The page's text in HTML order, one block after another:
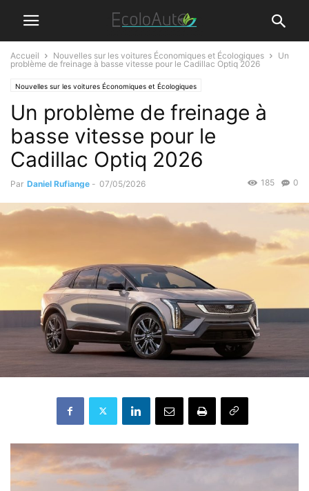
Accueil Nouvelles sur les voitures Économiques et Écologiques
Un
problème de freinage à basse vitesse pour le Cadillac Optiq 2026
Nouvelles sur les voitures Économiques et Écologiques
Un problème de freinage à
basse vitesse pour le
Cadillac Optiq 2026
Par Daniel Rufiange - 07/05/2026 0
185